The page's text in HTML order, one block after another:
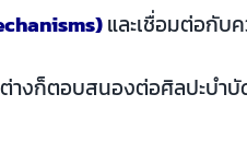
และเชื่อมต่อกับ
งก็ตอบสนองต่อศิลปะบำ